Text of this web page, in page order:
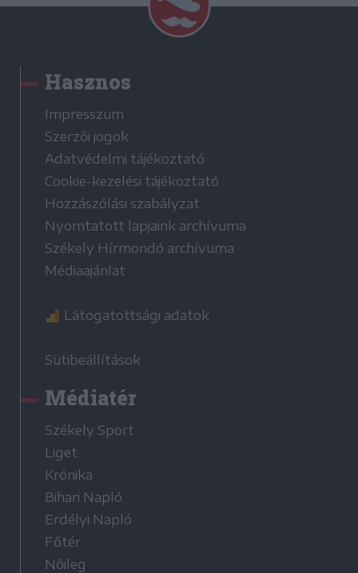
Hasznos
Impresszum
Szerzői jogok
Adatvédelmi tájékoztató
Cookie-kezelési tájékoztató
Hozzászólási szabályzat
Nyomtatott lapjaink archívuma
Székely Hírmondó archívuma
Médiaajánlat
Látogatottsági adatok
Sütibeállítások
Médiatér
Székely Sport
Liget
Krónika
Bihari Napló
Erdélyi Napló
Főtér
Nőileg